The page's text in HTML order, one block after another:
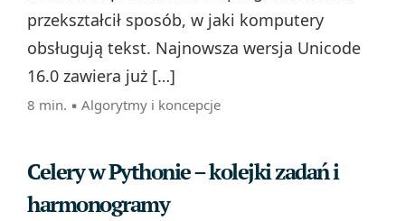
przekształcił sposób, w jaki komputery
obsługują tekst. Najnowsza wersja Unicode
16.0 zawiera już […]
8 min. ▪ Algorytmy i koncepcje
Celery w Pythonie – kolejki zadań i
harmonogramy